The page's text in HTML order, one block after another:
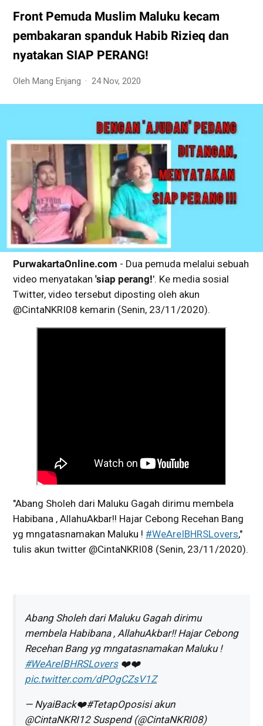
Front Pemuda Muslim Maluku kecam
pembakaran spanduk Habib Rizieq dan
nyatakan SIAP PERANG!
Oleh Mang Enjang 24 Nov, 2020
PurwakartaOnline.com - Dua pemuda melalui sebuah
video menyatakan 'siap perang!'. Ke media sosial
Twitter, video tersebut diposting oleh akun
@CintaNKRI08 kemarin (Senin, 23/11/2020).
"Abang Sholeh dari Maluku Gagah dirimu membela
Habibana , AllahuAkbar!! Hajar Cebong Recehan Bang
yg mngatasnamakan Maluku ! #WeAreIBHRSLovers,"
tulis akun twitter @CintaNKRI08 (Senin, 23/11/2020).
Abang Sholeh dari Maluku Gagah dirimu
membela Habibana , AllahuAkbar!! Hajar Cebong
Recehan Bang yg mngatasnamakan Maluku !
#WeAreIBHRSLovers❤️❤️
pic.twitter.com/dPOgCZsV1Z
— NyaiBack❤️#TetapOposisi akun
@CintaNKRI12 Suspend (@CintaNKRI08)